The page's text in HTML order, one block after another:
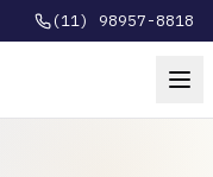
(11) 98957-8818